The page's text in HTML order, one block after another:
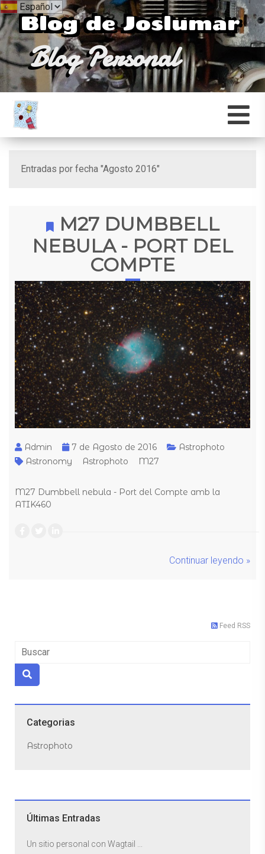
Blog de Joslumar
Blog Personal
Entradas por fecha "Agosto 2016"
M27 DUMBBELL
NEBULA - PORT DEL
COMPTE
Admin 7 de Agosto de 2016
Astrophoto
Astronomy
Astrophoto M27
M27 Dumbbell nebula - Port del Compte amb la
ATIK460
Continuar leyendo »
Feed RSS
Categorias
Astrophoto
Últimas Entradas
Un sitio personal con Wagtail ...